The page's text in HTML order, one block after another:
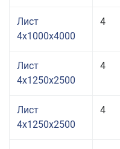
Лист
4x1000x4000
4
Лист
4x1250x2500
4
Лист
4x1250x2500
4